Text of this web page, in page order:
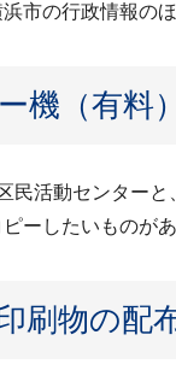
市の行政情報の
機（有料）
民活動センターと
ーしたいものが
刷物の配